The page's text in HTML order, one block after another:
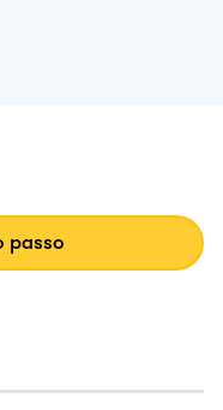
passo